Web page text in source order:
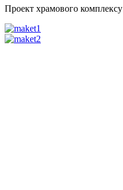
Проект храмового комплексу